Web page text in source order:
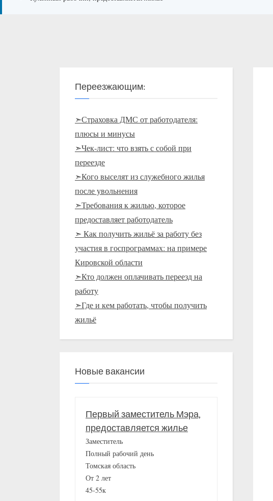
Переезжающим:
➣Страховка ДМС от работодателя:
плюсы и минусы
➣Чек-лист: что взять с собой при
переезде
➣Кого выселят из служебного жилья
после увольнения
➣Требования к жилью, которое
предоставляет работодатель
➣ Как получить жильё за работу без
участия в госпрограммах: на примере
Кировской области
➣Кто должен оплачивать переезд на
работу
➣Где и кем работать, чтобы получить
жильё
Новые вакансии
Первый заместитель Мэра,
предоставляется жилье
Заместитель
Полный рабочий день
Томская область
От 2 лет
45-55к